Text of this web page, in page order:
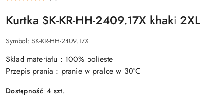
Kurtka SK-KR-HH-2409.17X khaki 2XL
Symbol: SK-KR-HH-2409.17X
Skład materiału : 100% polieste
Przepis prania : pranie w pralce w 30°C
Dostępność:4 szt.